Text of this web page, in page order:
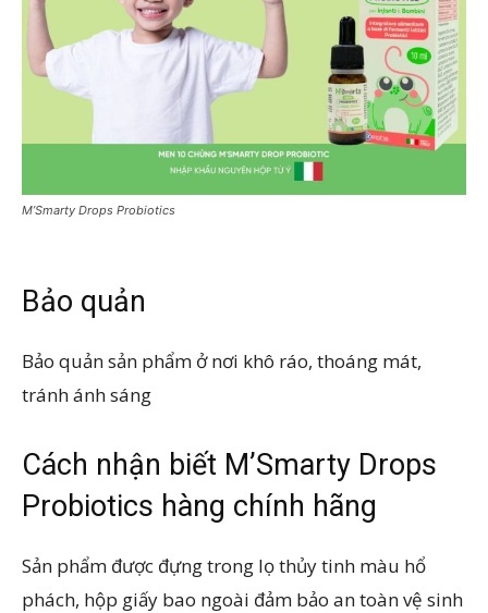
M’Smarty Drops Probiotics
Bảo quản
Bảo quản sản phẩm ở nơi khô ráo, thoáng mát,
tránh ánh sáng
Cách nhận biết M’Smarty Drops
Probiotics hàng chính hãng
Sản phẩm được đựng trong lọ thủy tinh màu hổ
phách, hộp giấy bao ngoài đảm bảo an toàn vệ sinh